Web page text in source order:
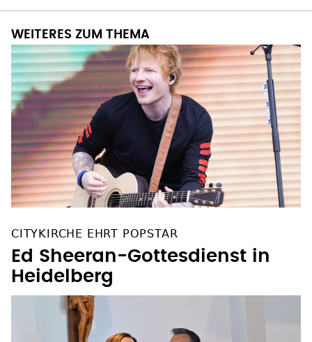
WEITERES ZUM THEMA
CITYKIRCHE EHRT POPSTAR
Ed Sheeran-Gottesdienst in
Heidelberg